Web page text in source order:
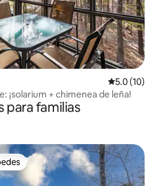
Calificación
5.0 (10)
¡solarium + chimenea de leña!
para familias
entre huéspedes